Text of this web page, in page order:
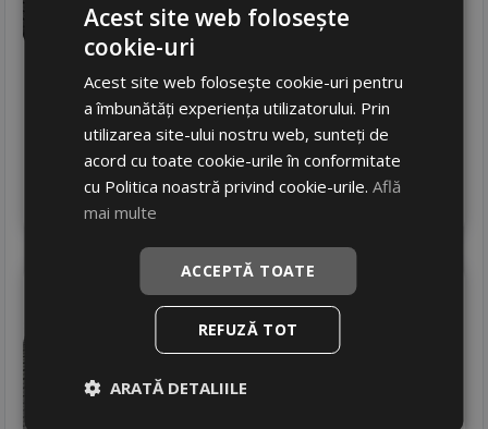
Zgomot B 73 dB
661RON
792 RON Discount16%
livrare 24/48 ore
Stoc magazin
4
MichelinLat. sport
255/55 R18 109Y
SUV / 4x4
Consum C
Acest site web folosește
cookie-uri
Acest site web folosește cookie-uri pentru
a îmbunătăți experiența utilizatorului. Prin
utilizarea site-ului nostru web, sunteți de
acord cu toate cookie-urile în conformitate
cu Politica noastră privind cookie-urile.Află
mai multe
ACCEPTĂ TOATE
REFUZĂ TOT
ARATĂ DETALIILE